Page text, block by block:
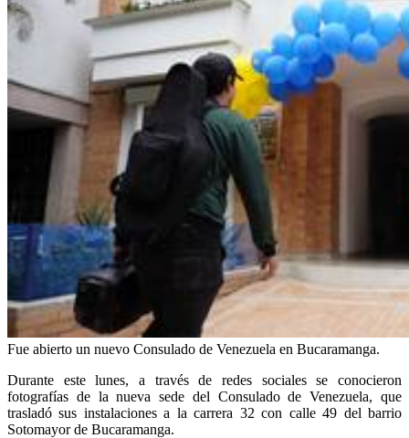
Fue abierto un nuevo Consulado de Venezuela en Bucaramanga.
Durante este lunes, a través de redes sociales se conocieron
fotografías de la nueva sede del Consulado de Venezuela, que
trasladó sus instalaciones a la carrera 32 con calle 49 del barrio
Sotomayor de Bucaramanga.